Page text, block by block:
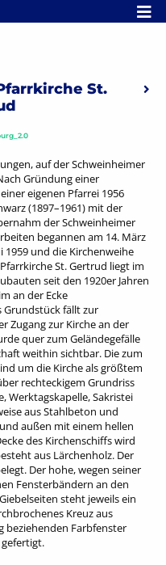
MENÜ
St.
auf der Schweinheimer
Gründung einer
eigenen Pfarrei 1956
(1897–1961) mit der
der Schweinheimer
begannen am 14. März
1959 und die Kirchenweihe
St. Gertrud liegt im
seit den 1920er Jahren
an der Ecke
Grundstück fällt zur
Zugang zur Kirche an der
quer zum Geländegefälle
weithin sichtbar. Die zum
um die Kirche als größtem
rechteckigem Grundriss
Werktagskapelle, Sakristei
aus Stahlbeton und
außen mit einem hellen
des Kirchenschiffs wird
aus Lärchenholz. Der
Der hohe, wegen seiner
Fensterbändern an den
steht jeweils ein
Kreuz aus
beziehenden Farbfenster